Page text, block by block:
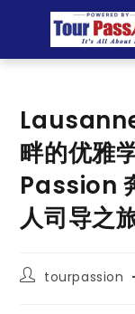
畔的优雅
Passion
人司导之
tourpassion